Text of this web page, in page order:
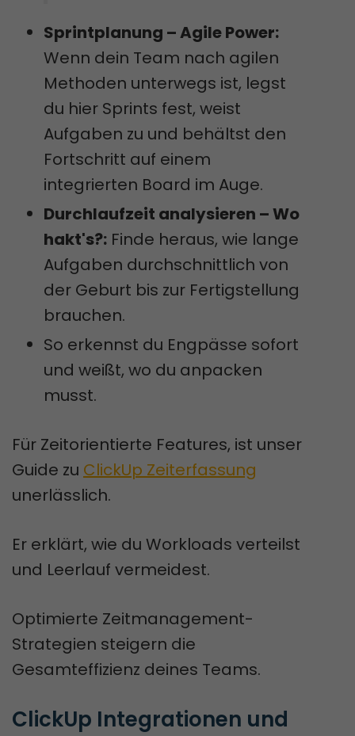
Sprintplanung – Agile Power:
Wenn dein Team nach agilen
Methoden unterwegs ist, legst
du hier Sprints fest, weist
Aufgaben zu und behältst den
Fortschritt auf einem
integrierten Board im Auge.
Durchlaufzeit analysieren – Wo
hakt's?: Finde heraus, wie lange
Aufgaben durchschnittlich von
der Geburt bis zur Fertigstellung
brauchen.
So erkennst du Engpässe sofort
und weißt, wo du anpacken
musst.
Für Zeitorientierte Features, ist unser
Guide zu ClickUp Zeiterfassung
unerlässlich.
Er erklärt, wie du Workloads verteilst
und Leerlauf vermeidest.
Optimierte Zeitmanagement-
Strategien steigern die
Gesamteffizienz deines Teams.
ClickUp Integrationen und